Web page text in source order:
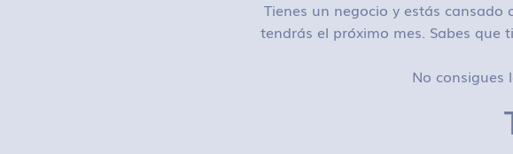
Tienes un negocio y estás
tendrás el próximo mes. Sabes que
No consigues